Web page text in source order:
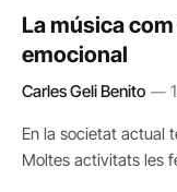
La música
emocional
Carles Geli Benito
En la societat actual
Moltes activitats les